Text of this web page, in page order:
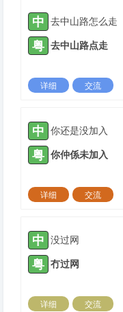
中 去中山路怎么走
粤 去中山路点走
详细
交流
中 你还是没加入
粤 你仲係未加入
详细
交流
中 没过网
粤 冇过网
详细
交流